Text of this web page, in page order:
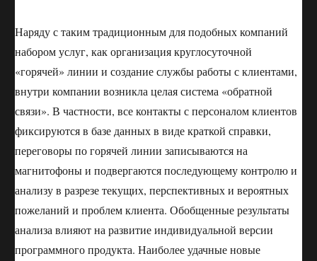
Наряду с таким традиционным для подобных компаний
набором услуг, как организация круглосуточной
«горячей» линии и создание службы работы с клиентами,
внутри компании возникла целая система «обратной
связи». В частности, все контакты с персоналом клиентов
фиксируются в базе данных в виде краткой справки,
переговоры по горячей линии записываются на
магнитофоны и подвергаются последующему контролю и
анализу в разрезе текущих, перспективных и вероятных
пожеланий и проблем клиента. Обобщенные результаты
анализа влияют на развитие индивидуальной версии
программного продукта. Наиболее удачные новые